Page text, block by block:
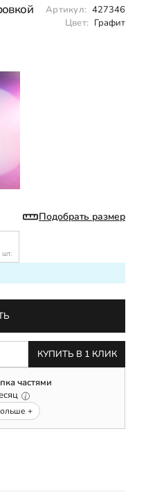
Артикул: 427346
Цвет: Графит
Подобрать размер
шт.
КУПИТЬ В 1 КЛИК
частями
+